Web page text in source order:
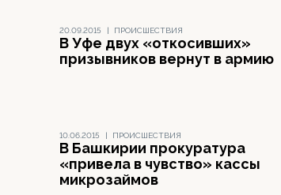
20.09.2015 | ПРОИСШЕСТВИЯ
В Уфе двух «откосивших»
призывников вернут в армию
10.06.2015 | ПРОИСШЕСТВИЯ
В Башкирии прокуратура
«привела в чувство» кассы
микрозаймов